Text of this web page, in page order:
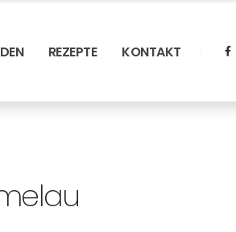
REZEPTE KONTAKT